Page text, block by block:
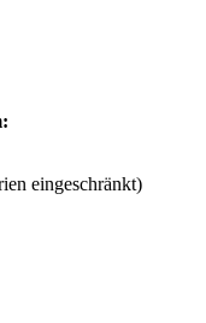
eingeschränkt)